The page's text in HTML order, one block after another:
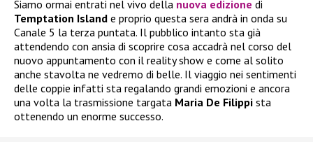
Siamo ormai entrati nel vivo della nuova edizione di
Temptation Island e proprio questa sera andrà in onda su
Canale 5 la terza puntata. Il pubblico intanto sta già
attendendo con ansia di scoprire cosa accadrà nel corso del
nuovo appuntamento con il reality show e come al solito
anche stavolta ne vedremo di belle. Il viaggio nei sentimenti
delle coppie infatti sta regalando grandi emozioni e ancora
una volta la trasmissione targata Maria De Filippi sta
ottenendo un enorme successo.